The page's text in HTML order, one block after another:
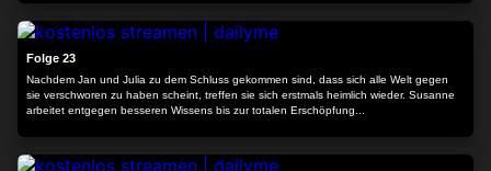
Folge 23
Nachdem Jan und Julia zu dem Schluss gekommen sind, dass sich alle Welt gegen
sie verschworen zu haben scheint, treffen sie sich erstmals heimlich wieder. Susanne
arbeitet entgegen besseren Wissens bis zur totalen Erschöpfung...